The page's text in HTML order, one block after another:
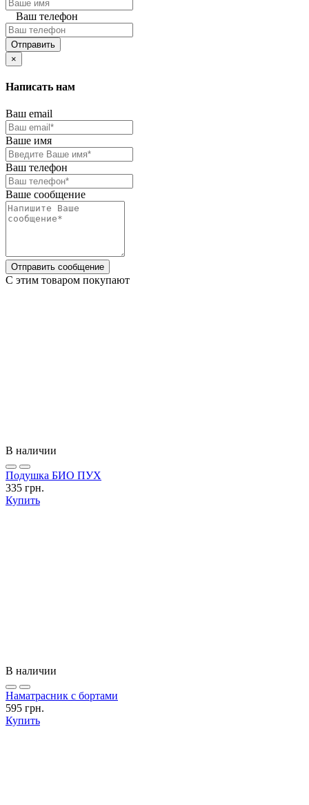
Ваш телефон
Отправить
×
Написать нам
Ваш email
Ваше имя
Ваш телефон
Ваше сообщение
Отправить сообщение
C этим товаром покупают
В наличии
Подушка БИО ПУХ
335 грн.
Купить
В наличии
Наматрасник с бортами
595 грн.
Купить